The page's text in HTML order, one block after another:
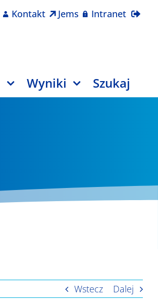
Kontakt Jems Intranet
Wyniki Szukaj
Wstecz Dalej